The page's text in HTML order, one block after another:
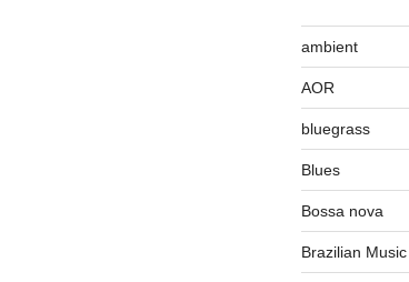
ambient
AOR
bluegrass
Blues
Bossa nova
Brazilian Music